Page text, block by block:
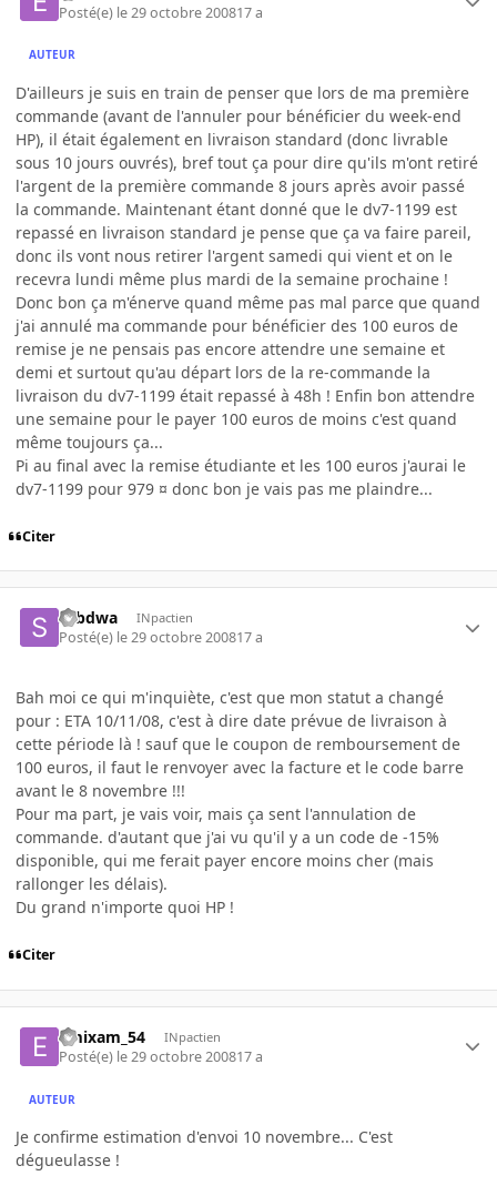
Posté(e) le 29 octobre 200817 a
AUTEUR
D'ailleurs je suis en train de penser que lors de ma première
commande (avant de l'annuler pour bénéficier du week-end
HP), il était également en livraison standard (donc livrable
sous 10 jours ouvrés), bref tout ça pour dire qu'ils m'ont retiré
l'argent de la première commande 8 jours après avoir passé
la commande. Maintenant étant donné que le dv7-1199 est
repassé en livraison standard je pense que ça va faire pareil,
donc ils vont nous retirer l'argent samedi qui vient et on le
recevra lundi même plus mardi de la semaine prochaine !
Donc bon ça m'énerve quand même pas mal parce que quand
j'ai annulé ma commande pour bénéficier des 100 euros de
remise je ne pensais pas encore attendre une semaine et
demi et surtout qu'au départ lors de la re-commande la
livraison du dv7-1199 était repassé à 48h ! Enfin bon attendre
une semaine pour le payer 100 euros de moins c'est quand
même toujours ça...
Pi au final avec la remise étudiante et les 100 euros j'aurai le
dv7-1199 pour 979 ¤ donc bon je vais pas me plaindre...
Citer
sebdwa INpactien
Posté(e) le 29 octobre 200817 a
Bah moi ce qui m'inquiète, c'est que mon statut a changé
pour : ETA 10/11/08, c'est à dire date prévue de livraison à
cette période là ! sauf que le coupon de remboursement de
100 euros, il faut le renvoyer avec la facture et le code barre
avant le 8 novembre !!!
Pour ma part, je vais voir, mais ça sent l'annulation de
commande. d'autant que j'ai vu qu'il y a un code de -15%
disponible, qui me ferait payer encore moins cher (mais
rallonger les délais).
Du grand n'importe quoi HP !
Citer
emixam_54 INpactien
Posté(e) le 29 octobre 200817 a
AUTEUR
Je confirme estimation d'envoi 10 novembre... C'est
dégueulasse !